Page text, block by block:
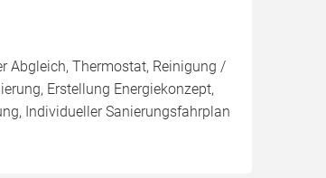
Abgleich, Thermostat, Reinigung /
Erstellung Energiekonzept,
Individueller Sanierungsfahrplan